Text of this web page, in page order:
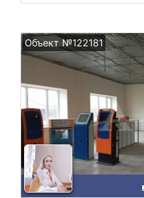
Объект №122181